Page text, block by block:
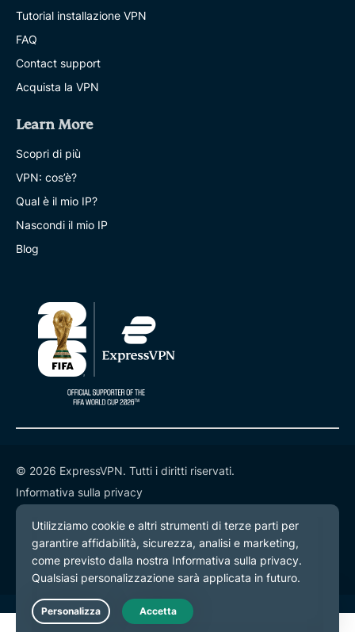
Tutorial installazione VPN
FAQ
Contact support
Acquista la VPN
Learn More
Scopri di più
VPN: cos’è?
Qual è il mio IP?
Nascondi il mio IP
Blog
© 2026 ExpressVPN. Tutti i diritti riservati.
Informativa sulla privacy
Termini di servizio
Preferenze cookie